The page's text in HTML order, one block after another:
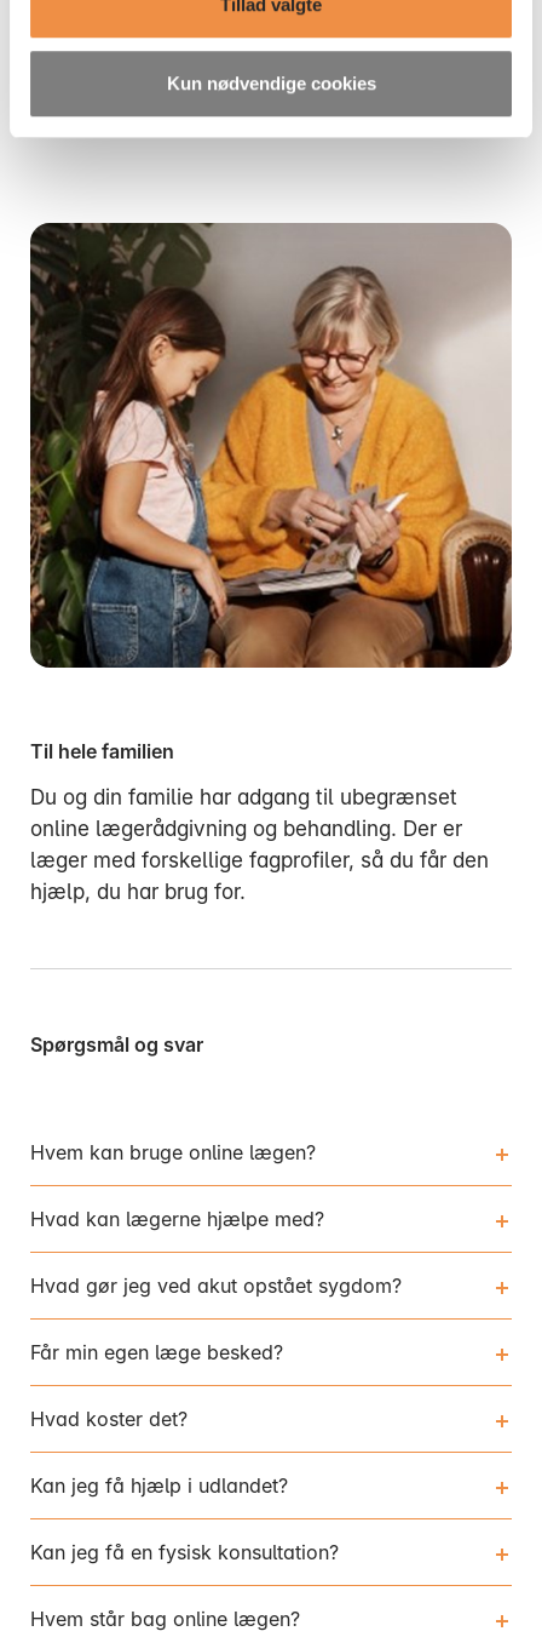
Kun nødvendige cookies
Til hele familien
Du og din familie har adgang til ubegrænset
online lægerådgivning og behandling. Der er
læger med forskellige fagprofiler, så du får den
hjælp, du har brug for.
Spørgsmål og svar
Hvem kan bruge online lægen?
Hvad kan lægerne hjælpe med?
Hvad gør jeg ved akut opstået sygdom?
Får min egen læge besked?
Hvad koster det?
Kan jeg få hjælp i udlandet?
Kan jeg få en fysisk konsultation?
Hvem står bag online lægen?